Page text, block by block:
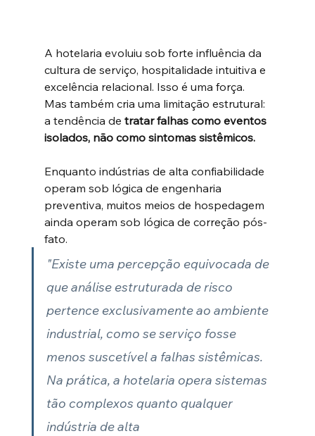
A hotelaria evoluiu sob forte influência da
cultura de serviço, hospitalidade intuitiva e
excelência relacional. Isso é uma força.
Mas também cria uma limitação estrutural:
a tendência de tratar falhas como eventos
isolados, não como sintomas sistêmicos.
Enquanto indústrias de alta confiabilidade
operam sob lógica de engenharia
preventiva, muitos meios de hospedagem
ainda operam sob lógica de correção pós-
fato.
"Existe uma percepção equivocada de
que análise estruturada de risco
pertence exclusivamente ao ambiente
industrial, como se serviço fosse
menos suscetível a falhas sistêmicas.
Na prática, a hotelaria opera sistemas
tão complexos quanto qualquer
indústria de alta